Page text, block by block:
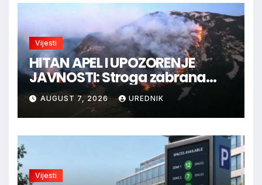
Vijesti
HITAN APEL I UPOZORENJE
JAVNOSTI: Stroga zabrana
loženja vatre u Parku prirode
Blidinje!
AUGUST 7, 2026 UREDNIK
Vijesti